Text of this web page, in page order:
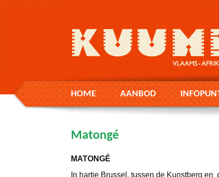
HOME AANBOD
Matongé
MATONGÉ
In hartje Brussel, tussen de Kunstberg en